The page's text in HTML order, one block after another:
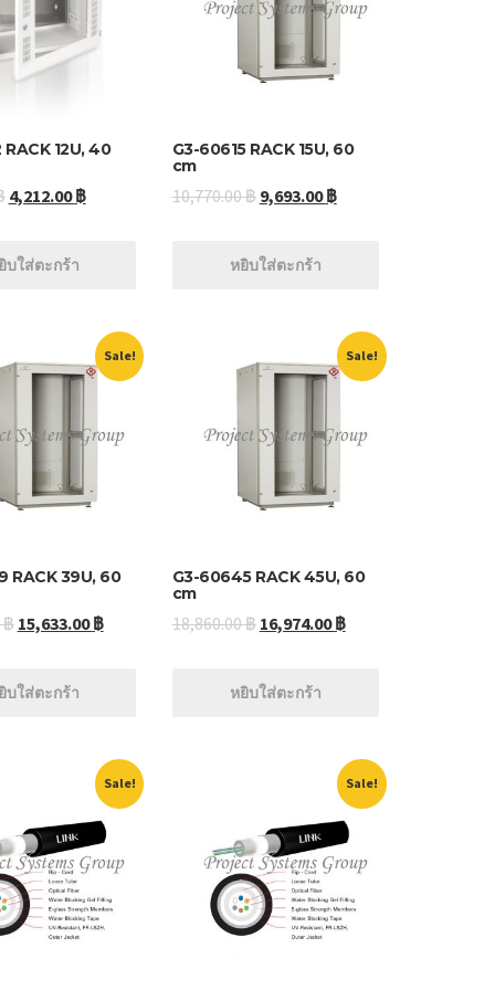
RACK 12U, 40
4,212.00฿
บใส่ตะกร้า
G3-60615 RACK 15U, 60
cm
10,770.00฿ 9,693.00฿
หยิบใส่ตะกร้า
Sale!
RACK 39U, 60
฿ 15,633.00฿
บใส่ตะกร้า
Sale!
G3-60645 RACK 45U, 60
cm
18,860.00฿ 16,974.00฿
หยิบใส่ตะกร้า
Sale! Sale!